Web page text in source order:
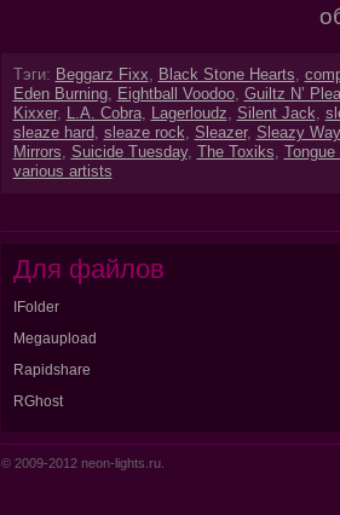
Тэги: Beggarz Fixx, Black Stone Hearts,
Eden Burning, Eightball Voodoo, Guiltz N’
Kixxer, L.A. Cobra, Lagerloudz, Silent Jack,
sleaze hard, sleaze rock, Sleazer, Sleazy
Mirrors, Suicide Tuesday, The Toxiks,
various artists
Для файлов
IFolder
Megaupload
Rapidshare
RGhost
© 2009-2012 neon-lights.ru.